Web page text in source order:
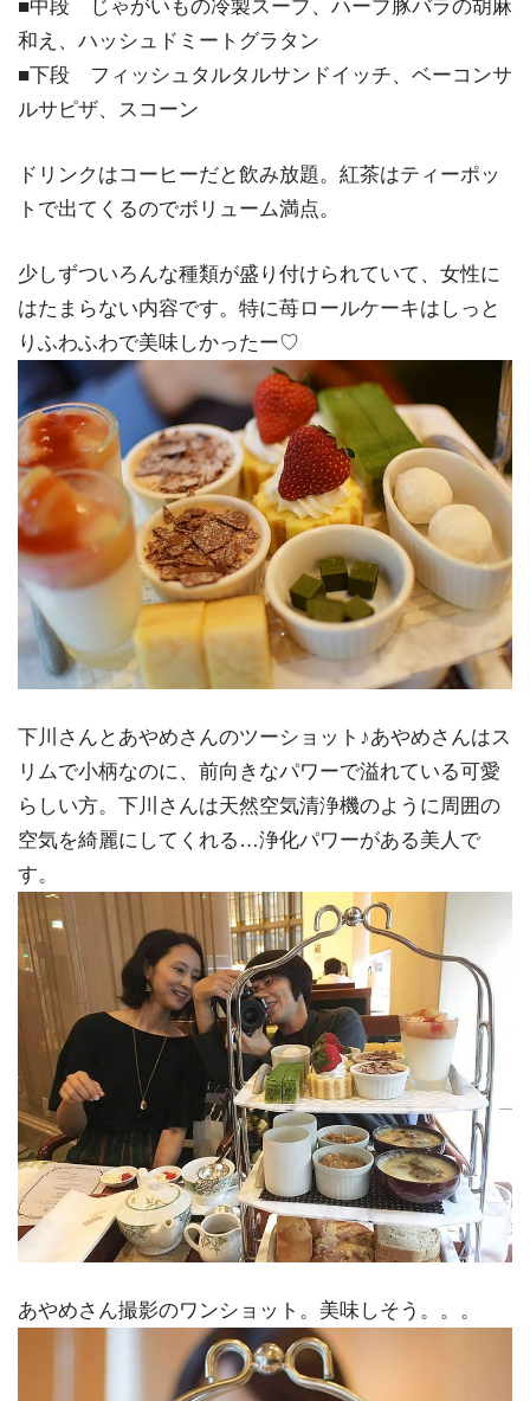
■中段 じゃがいもの冷製スープ、ハーブ豚バラの胡麻
和え、ハッシュドミートグラタン
■下段 フィッシュタルタルサンドイッチ、ベーコンサ
ルサピザ、スコーン
ドリンクはコーヒーだと飲み放題。紅茶はティーポッ
トで出てくるのでボリューム満点。
少しずついろんな種類が盛り付けられていて、女性に
はたまらない内容です。特に苺ロールケーキはしっと
りふわふわで美味しかったー♡
下川さんとあやめさんのツーショット♪あやめさんはス
リムで小柄なのに、前向きなパワーで溢れている可愛
らしい方。下川さんは天然空気清浄機のように周囲の
空気を綺麗にしてくれる…浄化パワーがある美人で
す。
あやめさん撮影のワンショット。美味しそう。。。